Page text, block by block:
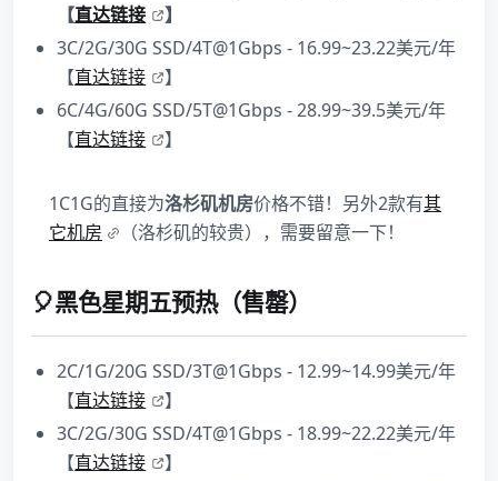
【直达链接
】
3C/2G/30G SSD/4T@1Gbps - 16.99~23.22美元/年
【直达链接
】
6C/4G/60G SSD/5T@1Gbps - 28.99~39.5美元/年
【直达链接 】
1C1G的直接为洛杉矶机房价格不错！另外2款有其
它机房
（洛杉矶的较贵），需要留意一下！
🎈黑色星期五预热（售罄）
2C/1G/20G SSD/3T@1Gbps - 12.99~14.99美元/年
【直达链接
】
3C/2G/30G SSD/4T@1Gbps - 18.99~22.22美元/年
【直达链接
】